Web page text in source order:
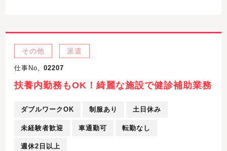
その他 派遣
仕事No, 02207
扶養内勤務もOK！綺麗な施設で健診補助業務
ダブルワークOK 制服あり 土日休み
未経験者歓迎 車通勤可 転勤なし
週休2日以上